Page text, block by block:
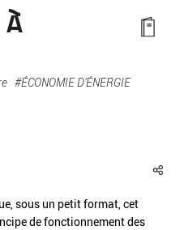
À
#ÉCONOMIE D'ÉNERGIE
sous un petit format, cet
de fonctionnement des